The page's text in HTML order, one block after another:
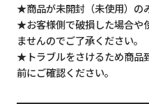
★商品が未開封（未使用）の
★お客様側で破損した場合や
ませんのでご了承ください。
★トラブルをさけるため商品
前にご確認ください。